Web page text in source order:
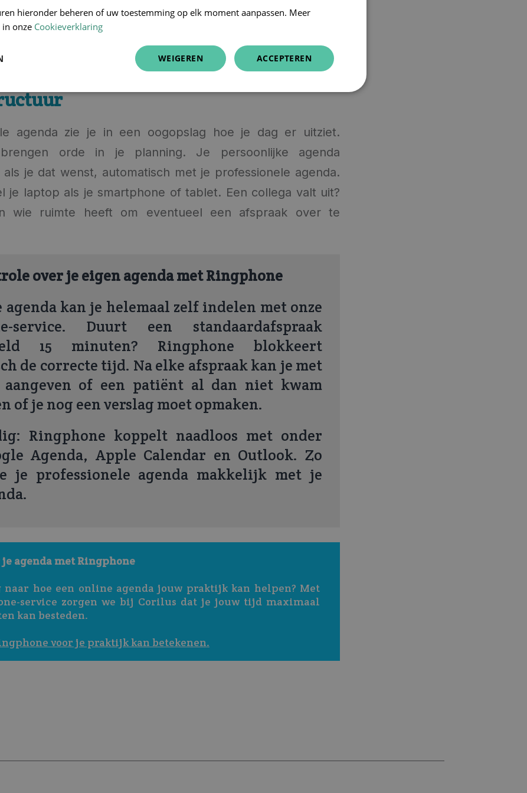
het verleden opvragen.
agenda zie je in een oogopslag hoe je dag er uitziet.
brengen orde in je planning. Je persoonlijke agenda
je dat wenst, automatisch met je professionele agenda.
je laptop als je smartphone of tablet. Een collega valt uit?
wie ruimte heeft om eventueel een afspraak over te
over je eigen agenda met Ringphone
agenda kan je helemaal zelf indelen met onze
service. Duurt een standaardafspraak
15 minuten? Ringphone blokkeert
de correcte tijd. Na elke afspraak kan je met
of een patiënt al dan niet kwam
of je nog een verslag moet opmaken.
Ringphone koppelt naadloos met onder
Agenda, Apple Calendar en Outlook. Zo
je professionele agenda makkelijk met je
agenda met Ringphone
hoe een online agenda jouw praktijk kan helpen? Met
service zorgen we bij Corilus dat je jouw tijd maximaal
kan besteden.
voor je praktijk kan betekenen.
hieronder beheren of uw toestemming op elk moment aanpassen. Meer
onze Cookieverklaring
ACCEPTEREN
WEIGEREN